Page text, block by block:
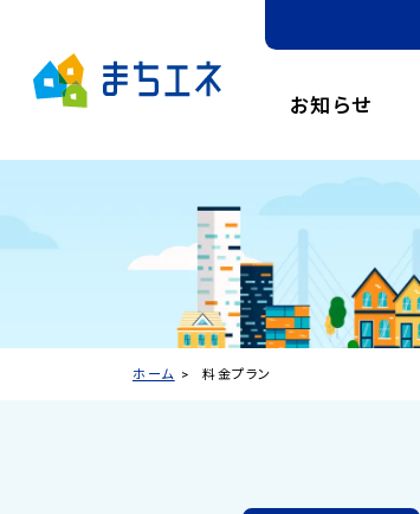
お知らせ
ホーム 料金プラン